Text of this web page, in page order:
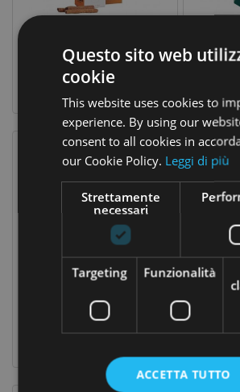
16,40 €Prezzo
14,80 €
Questo sito web
cookie
This website uses cookies to
experience. By using our
consent to all cookies in
our Cookie Policy. Leggi di più
Strettamente
necessari
Targeting Funzionalità
ACCETTA TUTTO